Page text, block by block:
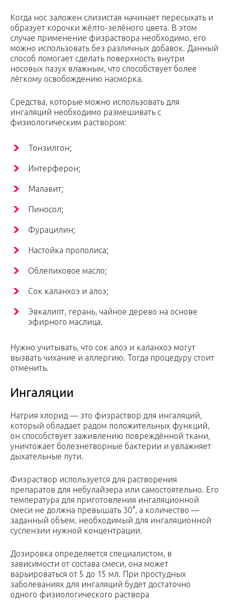
Когда нос заложен слизистая начинает пересыхать и
образует корочки жёлто-зелёного цвета. В этом
случае применение физраствора необходимо, его
можно использовать без различных добавок. Данный
способ помогает сделать поверхность внутри
носовых пазух влажным, что способствует более
лёгкому освобождению насморка.
Средства, которые можно использовать для
ингаляций необходимо размешивать с
физиологическим раствором:
Тонзилгон;
Интерферон;
Малавит;
Пиносол;
Фурацилин;
Настойка прополиса;
Облепиховое масло;
Сок каланхоэ и алоэ;
Эвкалипт, герань, чайное дерево на основе
эфирного маслица.
Нужно учитывать, что сок алоэ и каланхоэ могут
вызвать чихание и аллергию. Тогда процедуру стоит
отменить.
Ингаляции
Натрия хлорид — это физраствор для ингаляций,
который обладает радом положительных функций,
он способствует заживлению повреждённой ткани,
уничтожает болезнетворные бактерии и увлажняет
дыхательные пути.
Физраствор используется для растворения
препаратов для небулайзера или самостоятельно. Его
температура для приготовления ингаляционной
смеси не должна превышать 30°, а количество —
заданный объем, необходимый для ингаляционной
суспензии нужной концентрации.
Дозировка определяется специалистом, в
зависимости от состава смеси, она может
варьироваться от 5 до 15 мл. При простудных
заболеваниях для ингаляций будет достаточно
одного физиологического раствора